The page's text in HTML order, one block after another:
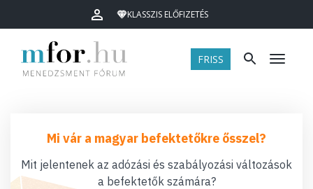
KLASSZIS ELŐFIZETÉS
FRISS Menü
Mi vár a magyar befektetőkre ősszel?
Mit jelentenek az adózási és szabályozási változások
a befektetők számára?